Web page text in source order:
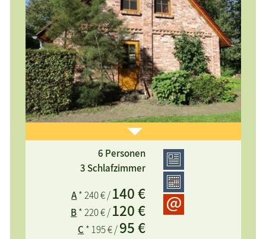
komfortables, im Landhausstil eingerichtetes
Ferienhaus, auf einem idyllischen 3800 m²
Naturgrundstück in ruhiger Lage, viel Platz zum
6 Personen
3 Schlafzimmer
A* 240 € /140 €
B* 220 € /120 €
C * 195 € /95 €